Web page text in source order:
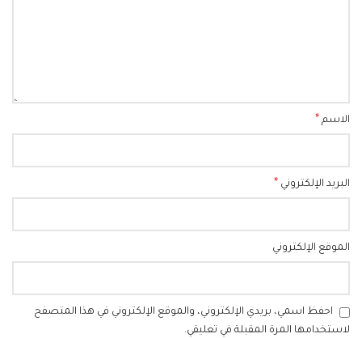
الاسم *
البريد الإلكتروني *
الموقع الإلكتروني
احفظ اسمي، بريدي الإلكتروني، والموقع الإلكتروني في هذا المتصفح
لاستخدامها المرة المقبلة في تعليقي.